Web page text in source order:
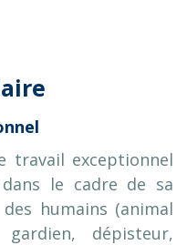
travail exceptionnel
le cadre de sa
humains (animal
dépisteur,